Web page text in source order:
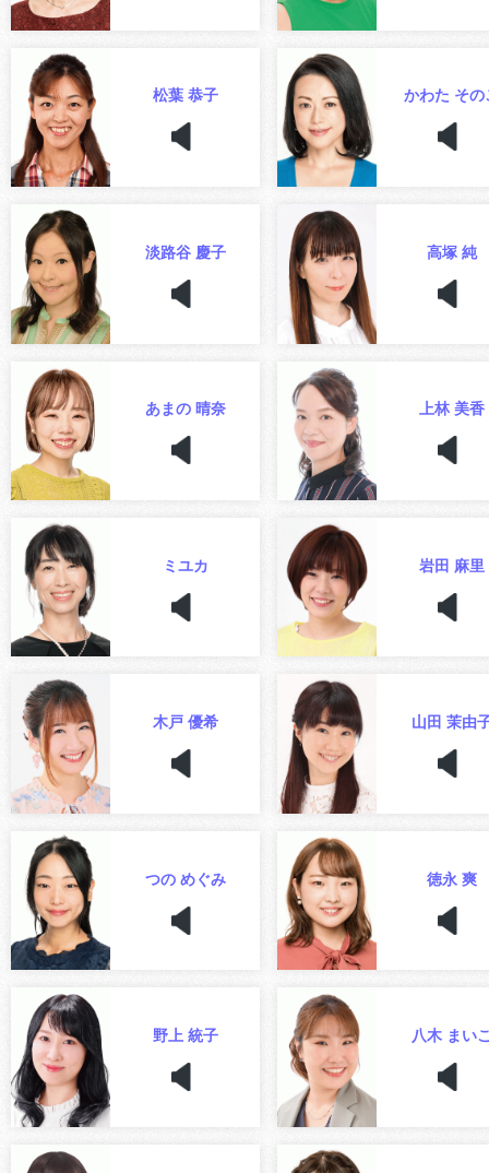
松葉 恭子 かわた その
淡路谷 慶子 高塚 純
あまの 晴奈 上林 美香
ミユカ 岩田 麻里
木戸 優希 山田 茉由
つの めぐみ 徳永 爽
野上 統子 八木 まい